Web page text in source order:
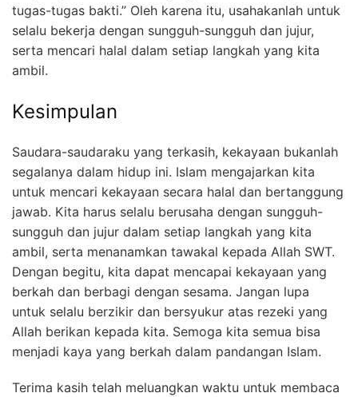
tugas-tugas bakti.” Oleh karena itu, usahakanlah untuk
selalu bekerja dengan sungguh-sungguh dan jujur,
serta mencari halal dalam setiap langkah yang kita
ambil.
Kesimpulan
Saudara-saudaraku yang terkasih, kekayaan bukanlah
segalanya dalam hidup ini. Islam mengajarkan kita
untuk mencari kekayaan secara halal dan bertanggung
jawab. Kita harus selalu berusaha dengan sungguh-
sungguh dan jujur dalam setiap langkah yang kita
ambil, serta menanamkan tawakal kepada Allah SWT.
Dengan begitu, kita dapat mencapai kekayaan yang
berkah dan berbagi dengan sesama. Jangan lupa
untuk selalu berzikir dan bersyukur atas rezeki yang
Allah berikan kepada kita. Semoga kita semua bisa
menjadi kaya yang berkah dalam pandangan Islam.
Terima kasih telah meluangkan waktu untuk membaca